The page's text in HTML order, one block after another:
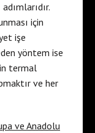
için
işe
yöntem ise
termal
ve her
ve Anadolu